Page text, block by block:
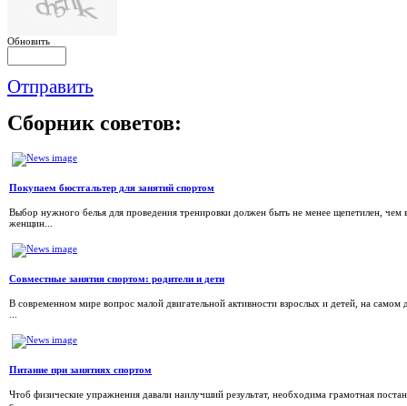
Обновить
Отправить
Сборник советов:
Покупаем бюстгальтер для занятий спортом
Выбор нужного белья для проведения тренировки должен быть не менее щепетилен,
женщин...
Совместные занятия спортом: родители и дети
В современном мире вопрос малой двигательной активности взрослых и детей, на самом
Питание при занятиях спортом
Чтоб физические упражнения давали наилучший результат, необходима грамотная